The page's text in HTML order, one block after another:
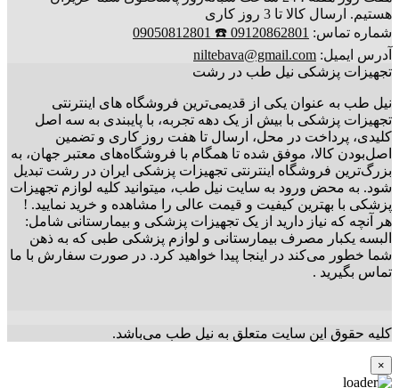
هستیم. ارسال کالا تا 3 روز کاری
شماره تماس: 09120862801 ☎️ 09050812801
آدرس ایمیل: niltebava@gmail.com
تجهیزات پزشکی نیل طب در رشت
نیل طب به عنوان یکی از قدیمی‌ترین فروشگاه های اینترنتی
تجهیزات پزشکی با بیش از یک دهه تجربه، با پایبندی به سه اصل
کلیدی، پرداخت در محل، ارسال تا هفت روز کاری و تضمین
اصل‌بودن کالا، موفق شده تا همگام با فروشگاه‌های معتبر جهان، به
بزرگ‌ترین فروشگاه اینترنتی تجهیزات پزشکی ایران در رشت تبدیل
شود. به محض ورود به سایت نیل طب، میتوانید کلیه لوازم تجهیزات
پزشکی با بهترین کیفیت و قیمت عالی را مشاهده و خرید نمایید. !
هر آنچه که نیاز دارید از یک تجهیزات پزشکی و بیمارستانی شامل:
البسه یکبار مصرف بیمارستانی و لوازم پزشکی طبی که به ذهن
شما خطور می‌کند در اینجا پیدا خواهید کرد. در صورت سفارش با ما
تماس بگیرید .
کلیه حقوق این سایت متعلق به نیل طب می‌باشد.
×